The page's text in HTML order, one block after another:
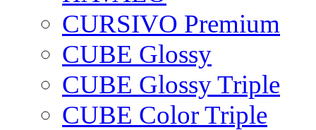
CURSIVO Premium
CUBE Glossy
CUBE Glossy Triple
CUBE Color Triple